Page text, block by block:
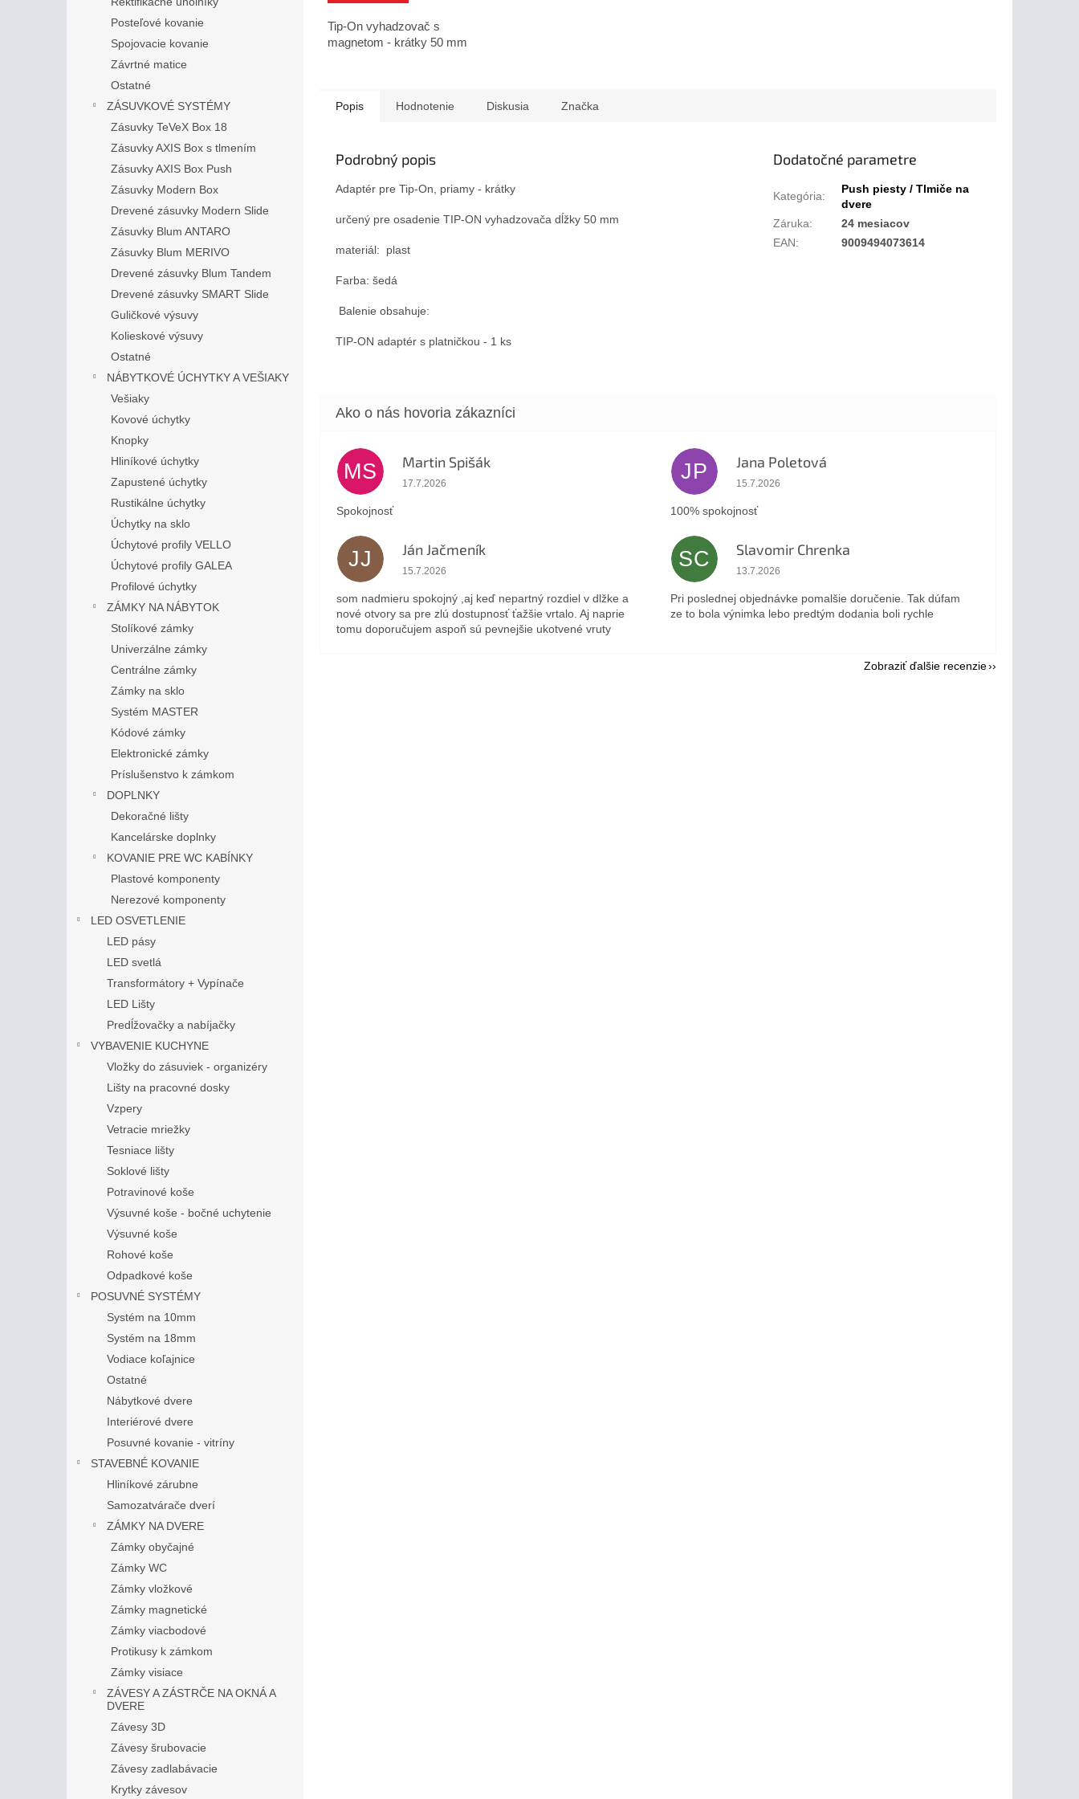
Posteľové kovanie
Spojovacie kovanie
Závrtné matice
Ostatné
ZÁSUVKOVÉ SYSTÉMY
Zásuvky TeVeX Box 18
Zásuvky AXIS Box s tlmením
Zásuvky AXIS Box Push
Zásuvky Modern Box
Drevené zásuvky Modern Slide
Zásuvky Blum ANTARO
Zásuvky Blum MERIVO
Drevené zásuvky Blum Tandem
Drevené zásuvky SMART Slide
Guličkové výsuvy
Kolieskové výsuvy
Ostatné
NÁBYTKOVÉ ÚCHYTKY A VEŠIAKY
Vešiaky
Kovové úchytky
Knopky
Hliníkové úchytky
Zapustené úchytky
Rustikálne úchytky
Úchytky na sklo
Úchytové profily VELLO
Úchytové profily GALEA
Profilové úchytky
ZÁMKY NA NÁBYTOK
Stolíkové zámky
Univerzálne zámky
Centrálne zámky
Zámky na sklo
Systém MASTER
Kódové zámky
Elektronické zámky
Príslušenstvo k zámkom
DOPLNKY
Dekoračné lišty
Kancelárske doplnky
KOVANIE PRE WC KABÍNKY
Plastové komponenty
Nerezové komponenty
LED OSVETLENIE
LED pásy
LED svetlá
Transformátory + Vypínače
LED Lišty
Predĺžovačky a nabíjačky
VYBAVENIE KUCHYNE
Vložky do zásuviek - organizéry
Lišty na pracovné dosky
Vzpery
Vetracie mriežky
Tesniace lišty
Soklové lišty
Potravinové koše
Výsuvné koše - bočné uchytenie
Výsuvné koše
Rohové koše
Odpadkové koše
POSUVNÉ SYSTÉMY
Systém na 10mm
Systém na 18mm
Vodiace koľajnice
Ostatné
Nábytkové dvere
Interiérové dvere
Posuvné kovanie - vitríny
STAVEBNÉ KOVANIE
Hliníkové zárubne
Samozatvárače dverí
ZÁMKY NA DVERE
Zámky obyčajné
Zámky WC
Zámky vložkové
Zámky magnetické
Zámky viacbodové
Protikusy k zámkom
Zámky visiace
ZÁVESY A ZÁSTRČE NA OKNÁ A
DVERE
Závesy 3D
Závesy šrubovacie
Závesy zadlabávacie
Krytky závesov
Tip-On vyhadzovač s
magnetom - krátky 50 mm
Popis Hodnotenie Diskusia Značka
Podrobný popis
Adaptér pre Tip-On, priamy - krátky
určený pre osadenie TIP-ON vyhadzovača dĺžky 50 mm
materiál: plast
Farba: šedá
Balenie obsahuje:
TIP-ON adaptér s platničkou - 1 ks
Dodatočné parametre
Kategória:
Push piesty / Tlmiče na
dvere
Záruka:
24 mesiacov
EAN: 9009494073614
MS Martin Spišák
Hodnotenie obchodu je 5 z 5 hviezdičiek.
17.7.2026
Spokojnosť
JP Jana Poletová
Hodnotenie obchodu je 5 z 5 hviezdičiek.
15.7.2026
100% spokojnosť
JJ Ján Jačmeník
Hodnotenie obchodu je 5 z 5 hviezdičiek.
15.7.2026
som nadmieru spokojný ,aj keď nepartný rozdiel v dlžke a
nové otvory sa pre zlú dostupnosť ťažšie vrtalo. Aj naprie
tomu doporučujem aspoň sú pevnejšie ukotvené vruty
SC Slavomir Chrenka
Hodnotenie obchodu je 5 z 5 hviezdičiek.
13.7.2026
Pri poslednej objednávke pomalšie doručenie. Tak dúfam
ze to bola výnimka lebo predtým dodania boli rychle
Zobraziť ďalšie recenzie